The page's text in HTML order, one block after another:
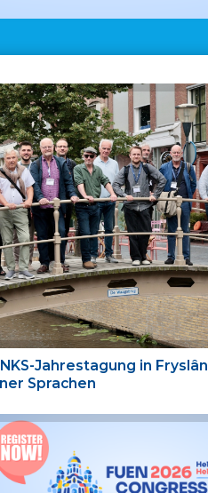
Jahrestagung in Fryslân
Sprachen